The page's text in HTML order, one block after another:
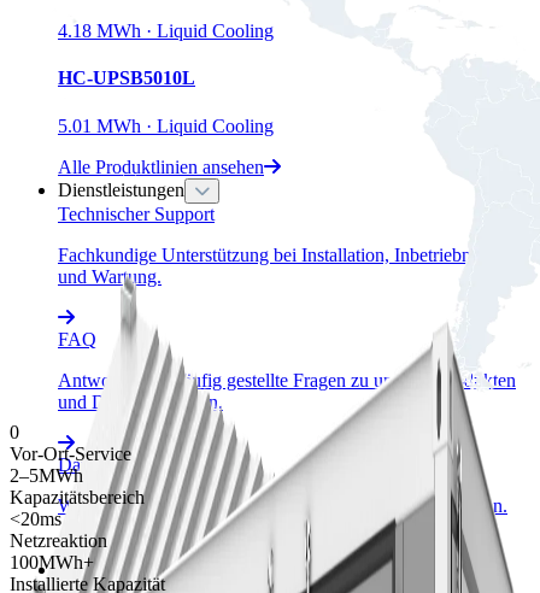
4.18 MWh · Liquid Cooling
HC-UPSB5010L
5.01 MWh · Liquid Cooling
Alle Produktlinien ansehen
Dienstleistungen
Technischer Support
Fachkundige Unterstützung bei Installation, Inbetriebnahme
und Wartung.
FAQ
Antworten auf häufig gestellte Fragen zu unseren Produkten
und Dienstleistungen.
Datenschutzrichtlinie
Wie wir Ihre Informationen sammeln, nutzen und schützen.
Ressourcen
0
Vor-Ort-Service
2–5MWh
Kapazitätsbereich
<20ms
Netzreaktion
100MWh+
Installierte Kapazität